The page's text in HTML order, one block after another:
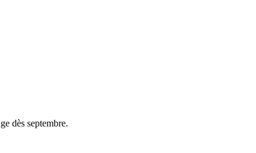
dès septembre.